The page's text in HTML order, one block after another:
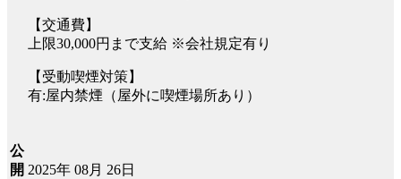
【交通費】
上限30,000円まで支給 ※会社規定有り
【受動喫煙対策】
有:屋内禁煙（屋外に喫煙場所あり）
公
開 2025年 08月 26日